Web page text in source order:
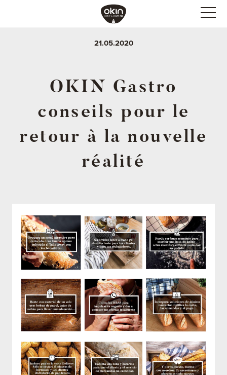
21.05.2020
OKIN Gastro
conseils pour le
retour à la nouvelle
réalité